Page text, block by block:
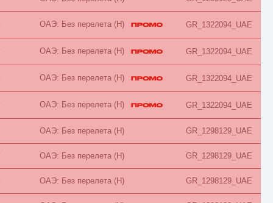
Pool
Premier
Premium
Private
Promo
Reserve
Residence
River View
ROH
Rooftop
Royal
Small
SPA
Spa Bath
ОАЭ: Без перелета (H) GR_1322094_UAE
ОАЭ: Без перелета (H) GR_1322094_UAE
ОАЭ: Без перелета (H) GR_1322094_UAE
ОАЭ: Без перелета (H) GR_1322094_UAE
ОАЭ: Без перелета (H) GR_1298129_UAE
ОАЭ: Без перелета (H) GR_1298129_UAE
ОАЭ: Без перелета (H) GR_1298129_UAE